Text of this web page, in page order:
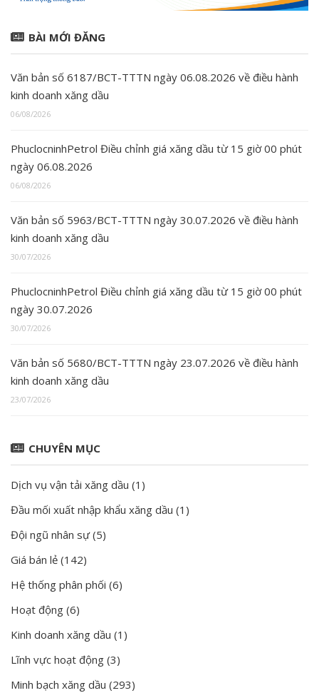
BÀI MỚI ĐĂNG
Văn bản số 6187/BCT-TTTN ngày 06.08.2026 về điều hành
kinh doanh xăng dầu
06/08/2026
PhuclocninhPetrol Điều chỉnh giá xăng dầu từ 15 giờ 00 phút
ngày 06.08.2026
06/08/2026
Văn bản số 5963/BCT-TTTN ngày 30.07.2026 về điều hành
kinh doanh xăng dầu
30/07/2026
PhuclocninhPetrol Điều chỉnh giá xăng dầu từ 15 giờ 00 phút
ngày 30.07.2026
30/07/2026
Văn bản số 5680/BCT-TTTN ngày 23.07.2026 về điều hành
kinh doanh xăng dầu
23/07/2026
CHUYÊN MỤC
Dịch vụ vận tải xăng dầu (1)
Đầu mối xuất nhập khẩu xăng dầu (1)
Đội ngũ nhân sự(5)
Giá bán lẻ (142)
Hệ thống phân phối (6)
Hoạt động (6)
Kinh doanh xăng dầu (1)
Lĩnh vực hoạt động (3)
Minh bạch xăng dầu (293)